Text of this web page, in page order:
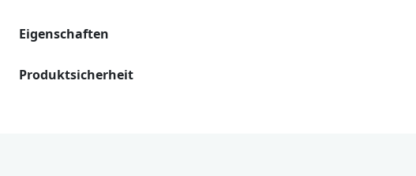
Eigenschaften
Produktsicherheit